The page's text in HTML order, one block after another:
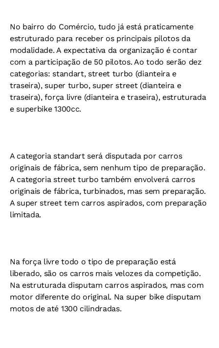
No bairro do Comércio, tudo já está praticamente
estruturado para receber os principais pilotos da
modalidade. A expectativa da organização é contar
com a participação de 50 pilotos. Ao todo serão dez
categorias: standart, street turbo (dianteira e
traseira), super turbo, super street (dianteira e
traseira), força livre (dianteira e traseira), estruturada
e superbike 1300cc.
A categoria standart será disputada por carros
originais de fábrica, sem nenhum tipo de preparação.
A categoria street turbo também envolverá carros
originais de fábrica, turbinados, mas sem preparação.
A super street tem carros aspirados, com preparação
limitada.
Na força livre todo o tipo de preparação está
liberado, são os carros mais velozes da competição.
Na estruturada disputam carros aspirados, mas com
motor diferente do original. Na super bike disputam
motos de até 1300 cilindradas.